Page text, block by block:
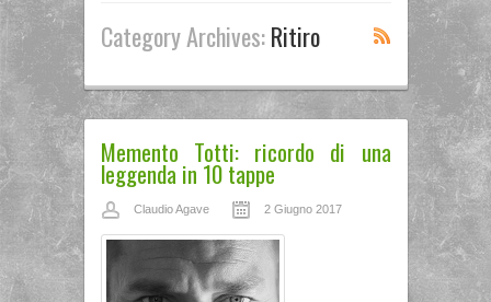
Category Archives:Ritiro
Memento Totti: ricordo di una
leggenda in 10 tappe
Claudio Agave 2 Giugno 2017